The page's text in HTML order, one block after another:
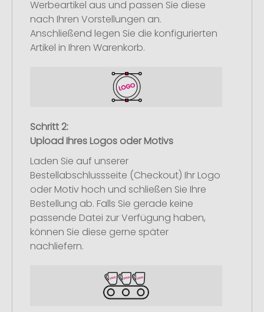
Werbeartikel aus und passen Sie diese
nach Ihren Vorstellungen an.
Anschließend legen Sie die konfigurierten
Artikel in Ihren Warenkorb.
Schritt 2:
Upload Ihres Logos oder Motivs
Laden Sie auf unserer
Bestellabschlussseite (Checkout) Ihr Logo
oder Motiv hoch und schließen Sie Ihre
Bestellung ab. Falls Sie gerade keine
passende Datei zur Verfügung haben,
können Sie diese gerne später
nachliefern.